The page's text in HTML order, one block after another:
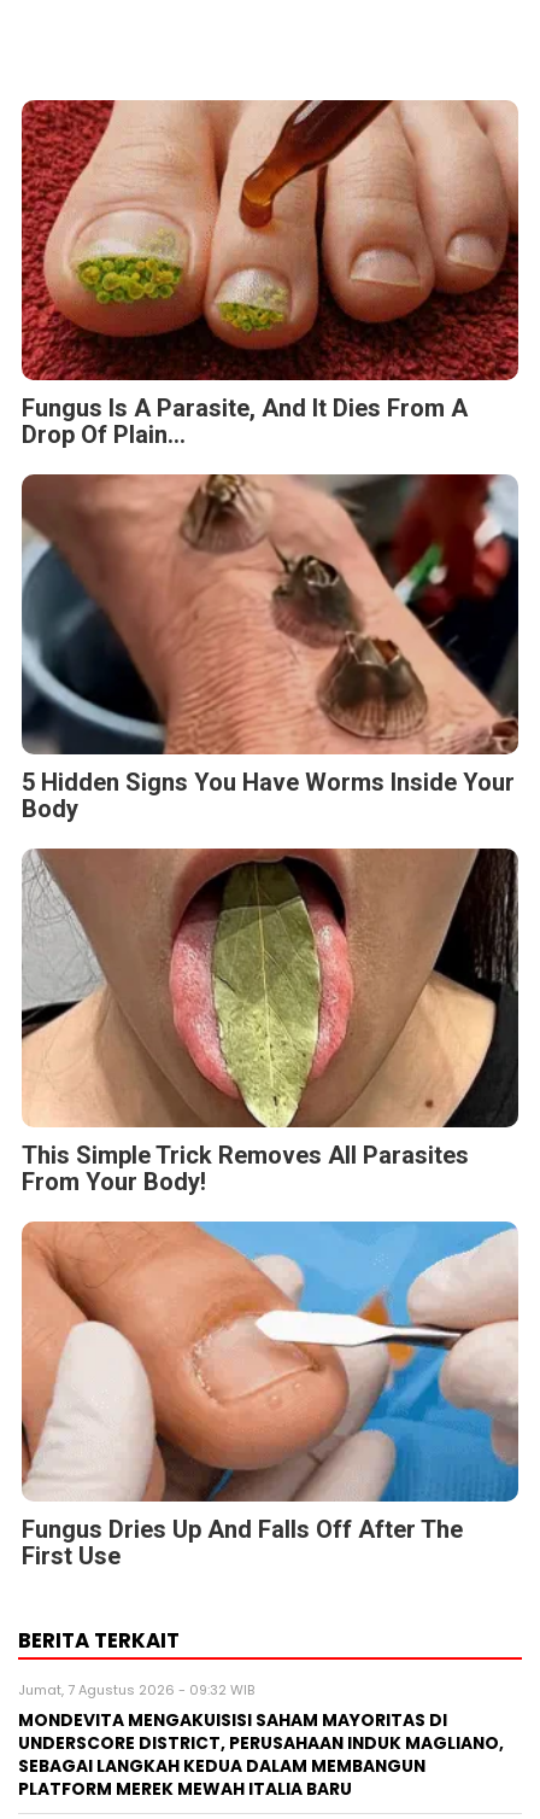
Fungus Is A Parasite, And It Dies From A
Drop Of Plain...
5 Hidden Signs You Have Worms Inside Your
Body
This Simple Trick Removes All Parasites
From Your Body!
Fungus Dries Up And Falls Off After The
First Use
BERITA TERKAIT
Jumat, 7 Agustus 2026 - 09:32 WIB
MONDEVITA MENGAKUISISI SAHAM MAYORITAS DI
UNDERSCORE DISTRICT, PERUSAHAAN INDUK MAGLIANO,
SEBAGAI LANGKAH KEDUA DALAM MEMBANGUN
PLATFORM MEREK MEWAH ITALIA BARU